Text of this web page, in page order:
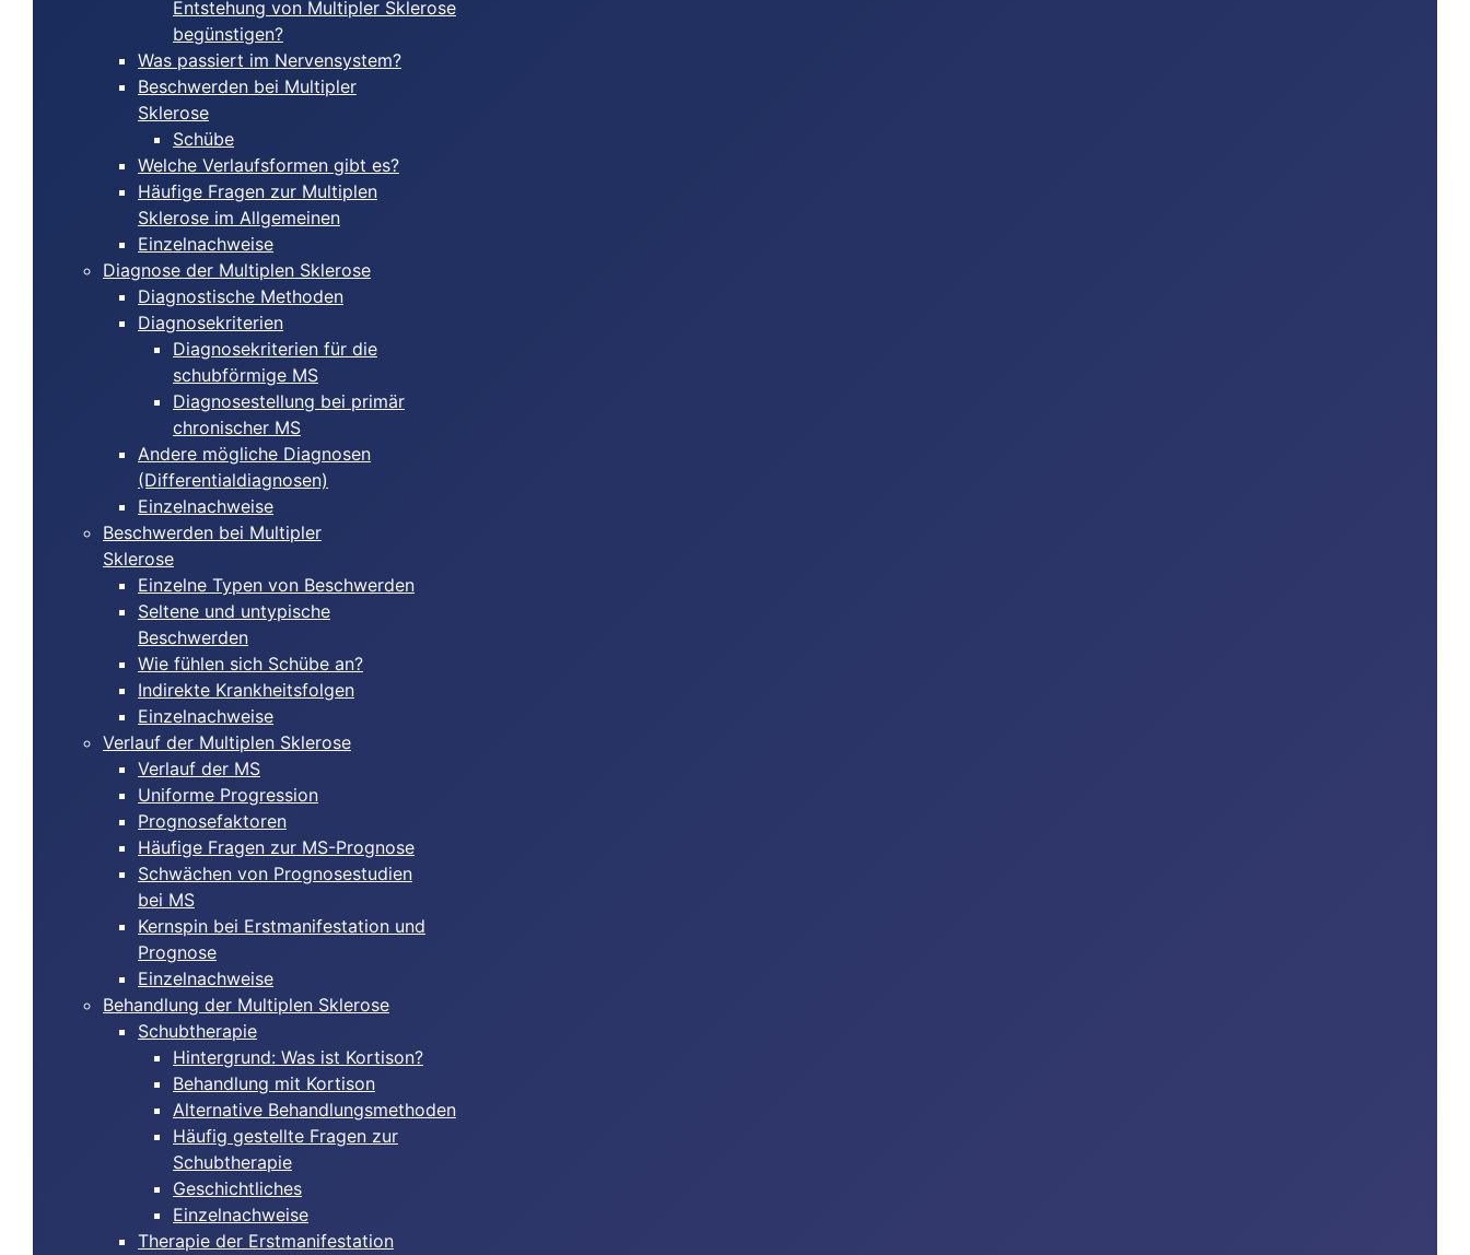
Entstehung von Multipler Sklerose
begünstigen?
Was passiert im Nervensystem?
Beschwerden bei Multipler
Sklerose
Schübe
Welche Verlaufsformen gibt es?
Häufige Fragen zur Multiplen
Sklerose im Allgemeinen
Einzelnachweise
Diagnose der Multiplen Sklerose
Diagnostische Methoden
Diagnosekriterien
Diagnosekriterien für die
schubförmige MS
Diagnosestellung bei primär
chronischer MS
Andere mögliche Diagnosen
(Differentialdiagnosen)
Einzelnachweise
Beschwerden bei Multipler
Sklerose
Einzelne Typen von Beschwerden
Seltene und untypische
Beschwerden
Wie fühlen sich Schübe an?
Indirekte Krankheitsfolgen
Einzelnachweise
Verlauf der Multiplen Sklerose
Verlauf der MS
Uniforme Progression
Prognosefaktoren
Häufige Fragen zur MS-Prognose
Schwächen von Prognosestudien
bei MS
Kernspin bei Erstmanifestation und
Prognose
Einzelnachweise
Behandlung der Multiplen Sklerose
Schubtherapie
Hintergrund: Was ist Kortison?
Behandlung mit Kortison
Alternative Behandlungsmethoden
Häufig gestellte Fragen zur
Schubtherapie
Geschichtliches
Einzelnachweise
Therapie der Erstmanifestation